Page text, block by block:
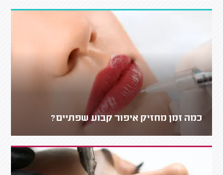
כמה זמן מחזיק איפור קבוע שפתיים?